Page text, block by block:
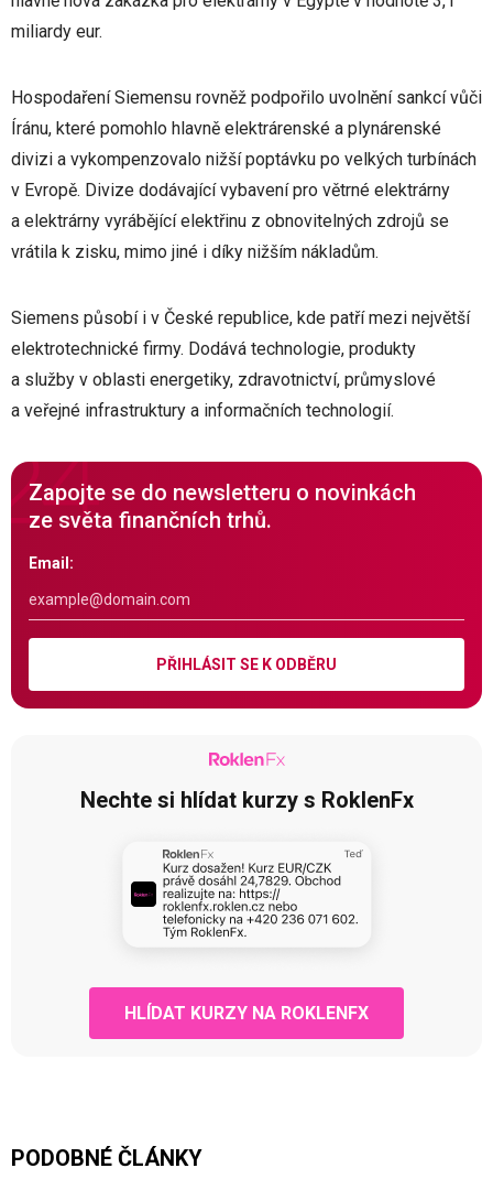
miliardy eur.
Hospodaření Siemensu rovněž podpořilo uvolnění sankcí vůči
Íránu, které pomohlo hlavně elektrárenské a plynárenské
divizi a vykompenzovalo nižší poptávku po velkých turbínách
v Evropě. Divize dodávající vybavení pro větrné elektrárny
a elektrárny vyrábějící elektřinu z obnovitelných zdrojů se
vrátila k zisku, mimo jiné i díky nižším nákladům.
Siemens působí i v České republice, kde patří mezi největší
elektrotechnické firmy. Dodává technologie, produkty
a služby v oblasti energetiky, zdravotnictví, průmyslové
a veřejné infrastruktury a informačních technologií.
Zapojte se do newsletteru o novinkách
ze světa finančních trhů.
Email:
PŘIHLÁSIT SE K ODBĚRU
Nechte si hlídat kurzy s RoklenFx
HLÍDAT KURZY NA ROKLENFX
PODOBNÉ ČLÁNKY